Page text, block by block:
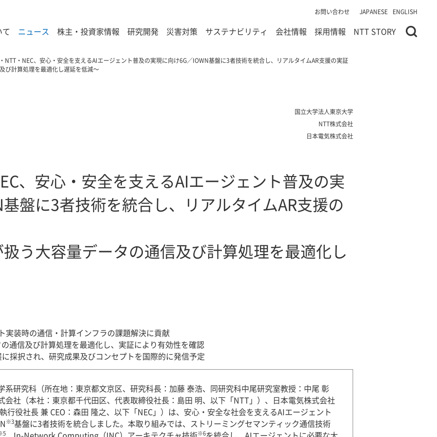
お問い合わせ JAPANESE ENGLISH
ニュース 株主・投資家情報 研究開発 災害対策 サステナビリティ 会社情報 採用情報 NTT STORY
NTT・NEC、安心・安全を支えるAIエージェント普及の実現に向け6G／IOWN基盤に3者技術を統合し、リアルタイムAR支援の実証
び計算処理を最適化し遅延を低減～
国立大学法人東京大学
NTT株式会社
日本電気株式会社
、安心・安全を支えるAIエージェント普及の実
盤に3者技術を統合し、リアルタイムAR支援の
う大容量データの通信及び計算処理を最適化し
実装時の通信・計算インフラの課題解決に貢献
通信及び計算処理を最適化し、実証により有効性を確認
採択され、研究成果及びコンセプトを国際的に発信予定
系研究科（所在地：東京都文京区、研究科長：加藤 泰浩、同研究科中尾研究室教授：中尾 彰
会社（本社：東京都千代田区、代表取締役社長：島田 明、以下「NTT」）、日本電気株式会社
行役社長 兼 CEO：森田 隆之、以下「NEC」）は、安心・安全な社会を支えるAIエージェント
※3基盤に3者技術を統合しました。本取り組みでは、ストリーミングセマンティック通信技術
※6